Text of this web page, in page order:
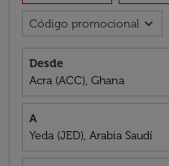
Código promocional expand_more
Desde
Acra (ACC), Ghana
A
Yeda (JED), Arabia Saudí